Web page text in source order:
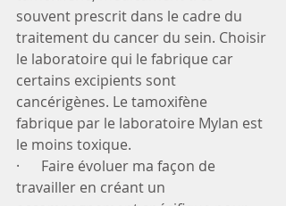
souvent prescrit dans le cadre du
traitement du cancer du sein. Choisir
le laboratoire qui le fabrique car
certains excipients sont
cancérigènes. Le tamoxifène
fabrique par le laboratoire Mylan est
le moins toxique.
·      Faire évoluer ma façon de
travailler en créant un